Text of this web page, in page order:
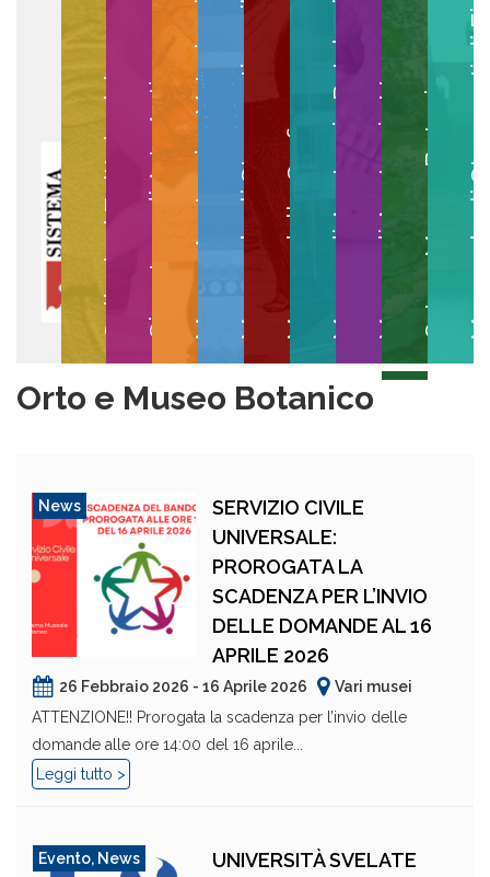
Collezioni EgittologicheGipsoteca di Arte AnticaMuseo Anatomico VeterinarioMuseo degli Strumenti per il CalcoloMuseo della GraficaMuseo di Anatomia PatologicaMuseo di Anatomia UmanaOrto e Museo BotanicoMuseo degli
Orto e Museo Botanico
News
SERVIZIO CIVILE
UNIVERSALE:
PROROGATA LA
SCADENZA PER L’INVIO
DELLE DOMANDE AL 16
APRILE 2026
26 Febbraio 2026 - 16 Aprile 2026
Vari musei
ATTENZIONE!! Prorogata la scadenza per l’invio delle
domande alle ore 14:00 del 16 aprile...
Leggi tutto >
Evento, News
UNIVERSITÀ SVELATE